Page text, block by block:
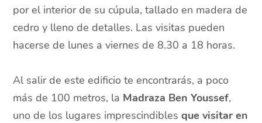
por el interior de su cúpula, tallado en madera de
cedro y lleno de detalles. Las visitas pueden
hacerse de lunes a viernes de 8.30 a 18 horas.
Al salir de este edificio te encontrarás, a poco
más de 100 metros, la Madraza Ben Youssef,
uno de los lugares imprescindiblesque visitar en